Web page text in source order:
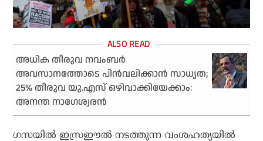
അധിക തീരുവ നവംബർ
അവസാനത്തോടെ പിൻവലിക്കാൻ സാധ്യത;
25% തീരുവ യു.എസ് ഒഴിവാക്കിയേക്കാം:
അനന്ത നാഗേശ്വരൻ
ഗസയില്‍ ഇസ്രഈല്‍ നടത്തുന്ന വംശഹത്യയില്‍